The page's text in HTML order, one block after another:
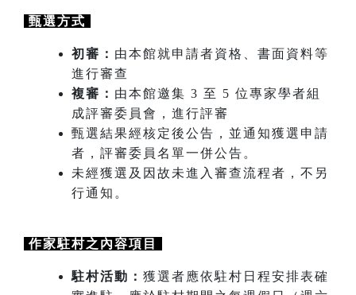
甄選方式
初審： 由本館就申請者資格、書面資料等
進行審查
複審： 由本館邀集 3 至 5 位專家學者組
成評審委員會，進行評審
甄選結果經核定後公告，並通知獲選申請
者，評審委員名單一併公告。
未經獲選及因故未進入審查流程者，不另
行通知。
作家駐村之內容項目
駐村活動： 獲選者應依駐村日程安排表確